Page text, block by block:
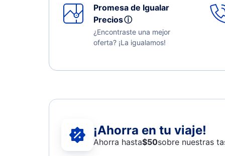
Promesa de Igualar
Preciosⓘ
¿Encontraste una mejor
oferta? ¡La igualamos!
¡Ahorra en tu viaje!
Ahorra hasta$50sobre nuestras